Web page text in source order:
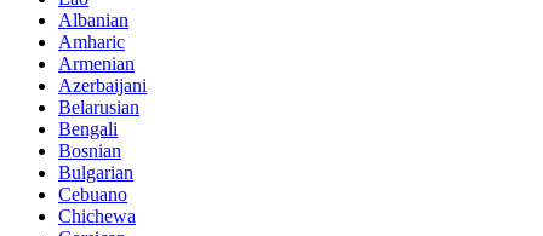
Albanian
Amharic
Armenian
Azerbaijani
Belarusian
Bengali
Bosnian
Bulgarian
Cebuano
Chichewa